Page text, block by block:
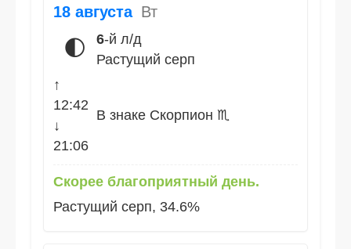
18 августа Вт
🌓 6-й л/д
Растущий серп
↑
12:42
↓
21:06
В знаке Скорпион ♏
Скорее благоприятный день.
Растущий серп, 34.6%